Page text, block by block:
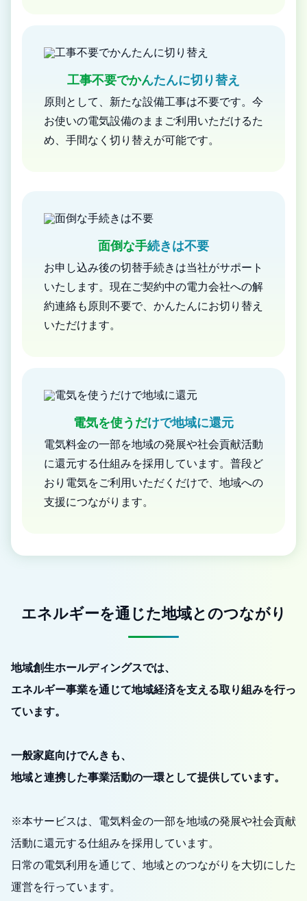
工事不要でかんたんに切り替え
原則として、新たな設備工事は不要です。今
お使いの電気設備のままご利用いただけるた
め、手間なく切り替えが可能です。
面倒な手続きは不要
お申し込み後の切替手続きは当社がサポート
いたします。現在ご契約中の電力会社への解
約連絡も原則不要で、かんたんにお切り替え
いただけます。
電気を使うだけで地域に還元
電気料金の一部を地域の発展や社会貢献活動
に還元する仕組みを採用しています。普段ど
おり電気をご利用いただくだけで、地域への
支援につながります。
エネルギーを通じた地域とのつながり
地域創生ホールディングスでは、
エネルギー事業を通じて地域経済を支える取り組みを行っ
ています。
一般家庭向けでんきも、
地域と連携した事業活動の一環として提供しています。
※本サービスは、電気料金の一部を地域の発展や社会貢献
活動に還元する仕組みを採用しています。
日常の電気利用を通じて、地域とのつながりを大切にした
運営を行っています。